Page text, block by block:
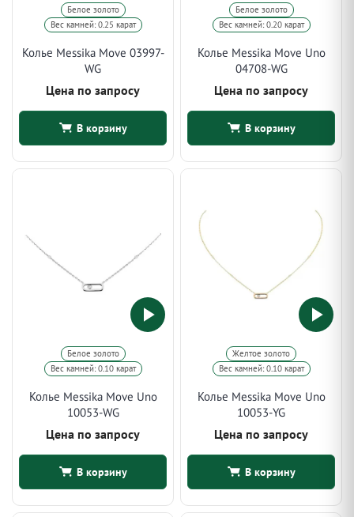
Белое золото
Вес камней: 0.25 карат
Колье Messika Move 03997-
WG
Цена по запросу
В корзину
Белое золото
Вес камней: 0.20 карат
Колье Messika Move Uno
04708-WG
Цена по запросу
В корзину
Белое золото
Вес камней: 0.10 карат
Колье Messika Move Uno
10053-WG
Цена по запросу
В корзину
Желтое золото
Вес камней: 0.10 карат
Колье Messika Move Uno
10053-YG
Цена по запросу
В корзину